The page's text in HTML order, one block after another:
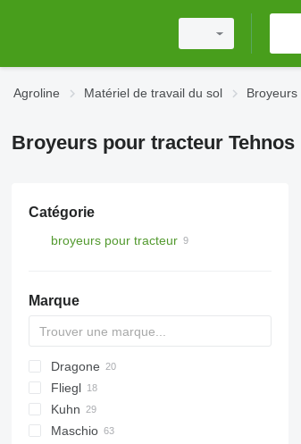
Agroline Matériel de travail du sol Broyeurs
Broyeurs pour tracteur Tehnos
Catégorie
broyeurs pour tracteur
Marque
AS
GKR
PARK
Z-series
Sirio
Dragone
VL
VP
SMK
UM
USM
Fliegl
Gemella
333 G
Kuhn
FC
Maschio